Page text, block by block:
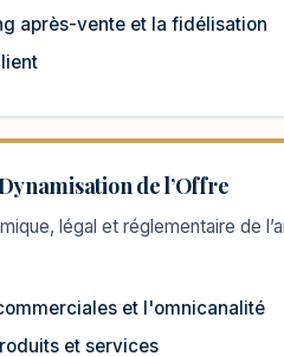
après-vente et la fidélisation
de l’Offre
légal et réglementaire de
et l'omnicanalité
et services